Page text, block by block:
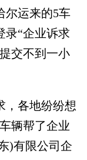
尔运来的5车
录“企业诉求
交不到一小
各地纷纷想
辆帮了企业
)有限公司企